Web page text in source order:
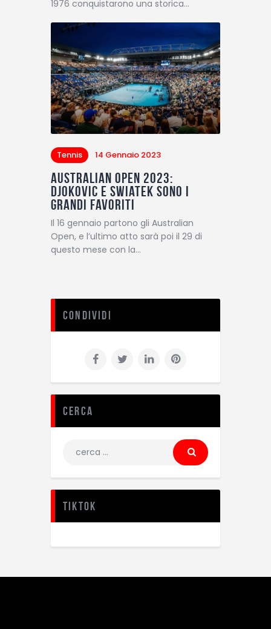
1976 conquistarono una storica…
Tennis 14 Gennaio 2023
Australian OPen 2023:
Djokovic e Swiatek sono i
grandi favoriti
Il 16 gennaio partono gli Australian
Open, e l’ultimo atto sarà poi il 29 di
questo mese con la…
Condividi
Cerca
TikTok